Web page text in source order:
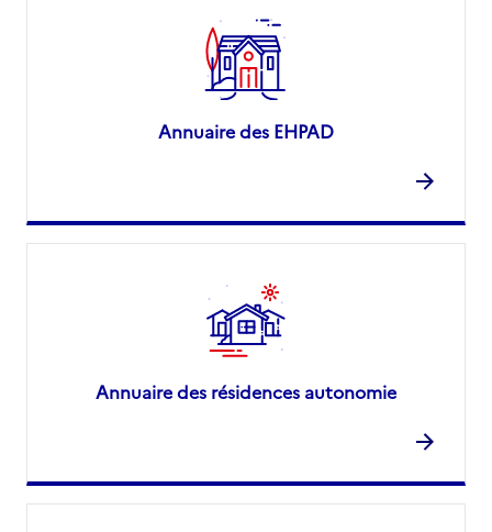
Annuaire des EHPAD
Annuaire des résidences autonomie